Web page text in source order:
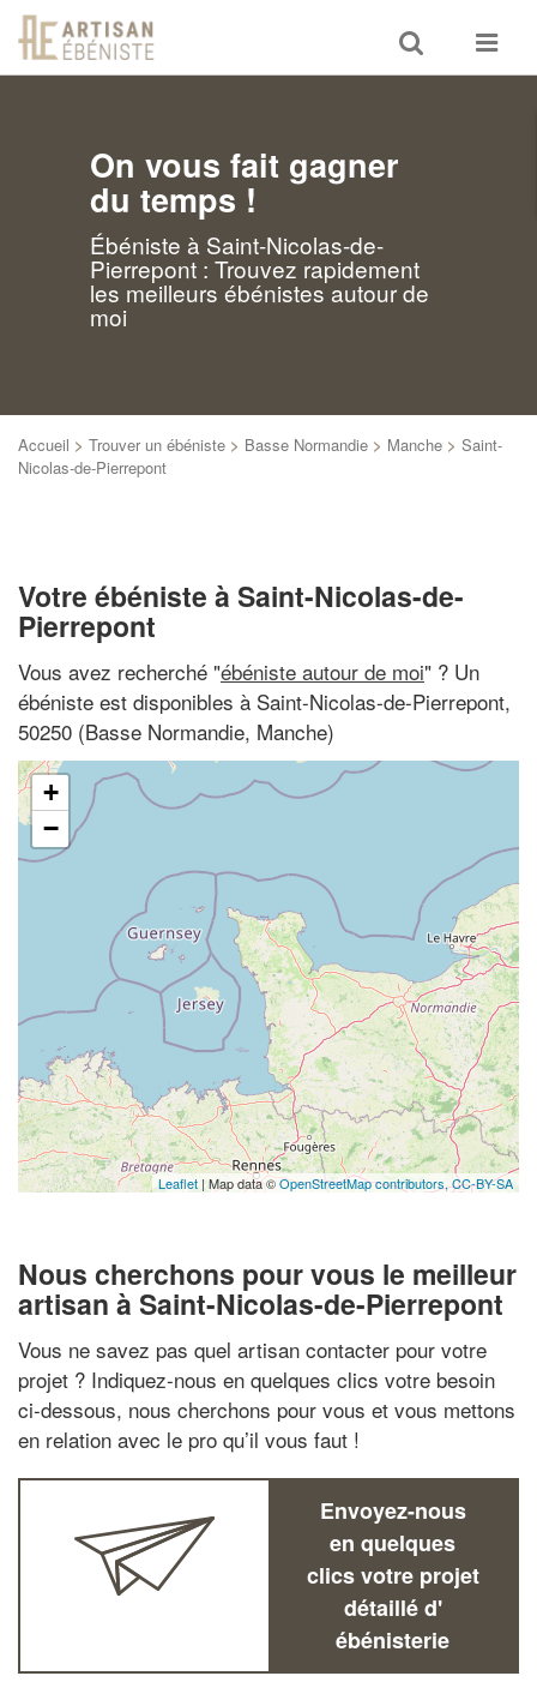
Toggle
search
Toggle
On vous fait gagner
du temps !
Ébéniste à Saint-Nicolas-de-
Pierrepont : Trouvez rapidement
les meilleurs ébénistes autour de
moi
Accueil > Trouver un ébéniste > Basse Normandie > Manche > Saint-
Nicolas-de-Pierrepont
Votre ébéniste à Saint-Nicolas-de-
Pierrepont
Vous avez recherché "ébéniste autour de moi" ? Un
ébéniste est disponibles à Saint-Nicolas-de-Pierrepont,
50250 (Basse Normandie, Manche)
+
−
Leaflet | Map data ©OpenStreetMap contributors,CC-BY-SA
Nous cherchons pour vous le meilleur
artisan à Saint-Nicolas-de-Pierrepont
Vous ne savez pas quel artisan contacter pour votre
projet ? Indiquez-nous en quelques clics votre besoin
ci-dessous, nous cherchons pour vous et vous mettons
en relation avec le pro qu’il vous faut !
Envoyez-nous
en quelques
clics votre projet
détaillé d'
ébénisterie